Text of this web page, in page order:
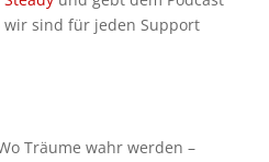
wir sind für jeden Support
Träume wahr werden –